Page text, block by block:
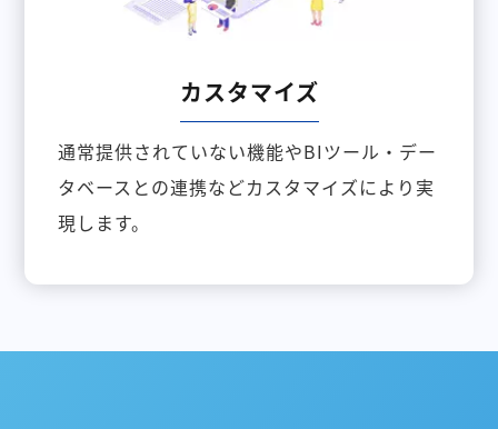
カスタマイズ
通常提供されていない機能やBIツール・デー
タベースとの連携などカスタマイズにより実
現します。